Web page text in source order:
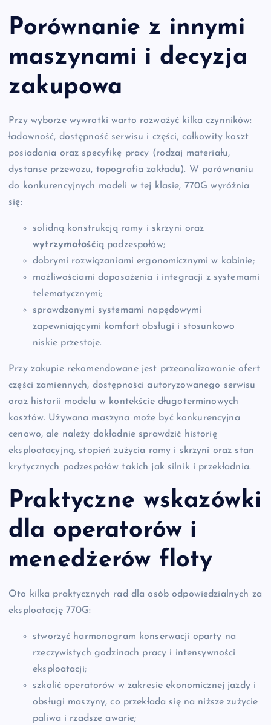
Porównanie z innymi
maszynami i decyzja
zakupowa
Przy wyborze wywrotki warto rozważyć kilka czynników:
ładowność, dostępność serwisu i części, całkowity koszt
posiadania oraz specyfikę pracy (rodzaj materiału,
dystanse przewozu, topografia zakładu). W porównaniu
do konkurencyjnych modeli w tej klasie, 770G wyróżnia
się:
solidną konstrukcją ramy i skrzyni oraz
wytrzymałośćią podzespołów;
dobrymi rozwiązaniami ergonomicznymi w kabinie;
możliwościami doposażenia i integracji z systemami
telematycznymi;
sprawdzonymi systemami napędowymi
zapewniającymi komfort obsługi i stosunkowo
niskie przestoje.
Przy zakupie rekomendowane jest przeanalizowanie ofert
części zamiennych, dostępności autoryzowanego serwisu
oraz historii modelu w kontekście długoterminowych
kosztów. Używana maszyna może być konkurencyjna
cenowo, ale należy dokładnie sprawdzić historię
eksploatacyjną, stopień zużycia ramy i skrzyni oraz stan
krytycznych podzespołów takich jak silnik i przekładnia.
Praktyczne wskazówki
dla operatorów i
menedżerów floty
Oto kilka praktycznych rad dla osób odpowiedzialnych za
eksploatację 770G:
stworzyć harmonogram konserwacji oparty na
rzeczywistych godzinach pracy i intensywności
eksploatacji;
szkolić operatorów w zakresie ekonomicznej jazdy i
obsługi maszyny, co przekłada się na niższe zużycie
paliwa i rzadsze awarie;